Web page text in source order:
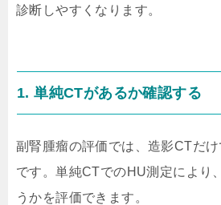
診断しやすくなります。
1. 単純CTがあるか確認する
副腎腫瘤の評価では、造影CTだ
です。単純CTでのHU測定により
うかを評価できます。